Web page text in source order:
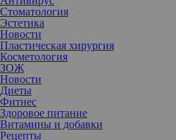
Стоматология
Эстетика
Новости
Пластическая хирургия
Косметология
ЗОЖ
Новости
Диеты
Фитнес
Здоровое питание
Витамины и добавки
Рецепты
Наталья Калашникова, (
дерматолог, специалист по